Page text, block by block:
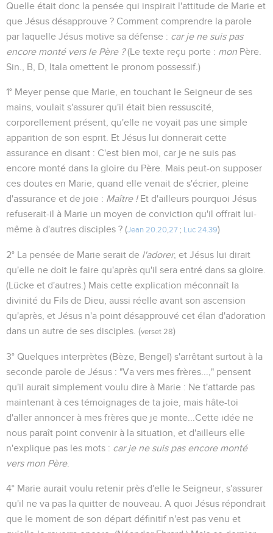
Quelle était donc la pensée qui inspirait l'attitude de Marie et
que Jésus désapprouve ? Comment comprendre la parole
par laquelle Jésus motive sa défense : car je ne suis pas
encore monté vers le Père ?(Le texte reçu porte : mon Père.
Sin., B, D, Itala omettent le pronom possessif.)
1° Meyer pense que Marie, en touchant le Seigneur de ses
mains, voulait s'assurer qu'il était bien ressuscité,
corporellement présent, qu'elle ne voyait pas une simple
apparition de son esprit. Et Jésus lui donnerait cette
assurance en disant : C'est bien moi, car je ne suis pas
encore monté dans la gloire du Père. Mais peut-on supposer
ces doutes en Marie, quand elle venait de s'écrier, pleine
d'assurance et de joie : Maître !Et d'ailleurs pourquoi Jésus
refuserait-il à Marie un moyen de conviction qu'il offrait lui-
même à d'autres disciples ? (Jean 20.20 27 ; Luc 24.39)
2° La pensée de Marie serait de l'adorer, et Jésus lui dirait
qu'elle ne doit le faire qu'après qu'il sera entré dans sa gloire.
(Lücke et d'autres.) Mais cette explication méconnaît la
divinité du Fils de Dieu, aussi réelle avant son ascension
qu'après, et Jésus n'a point désapprouvé cet élan d'adoration
dans un autre de ses disciples. (verset 28)
3° Quelques interprètes (Bèze, Bengel) s'arrêtant surtout à la
seconde parole de Jésus : "Va vers mes frères...," pensent
qu'il aurait simplement voulu dire à Marie : Ne t'attarde pas
maintenant à ces témoignages de ta joie, mais hâte-toi
d'aller annoncer à mes frères que je monte...Cette idée ne
nous paraît point convenir à la situation, et d'ailleurs elle
n'explique pas les mots : car je ne suis pas encore monté
vers mon Père.
4° Marie aurait voulu retenir près d'elle le Seigneur, s'assurer
qu'il ne va pas la quitter de nouveau. A quoi Jésus répondrait
que le moment de son départ définitif n'est pas venu et